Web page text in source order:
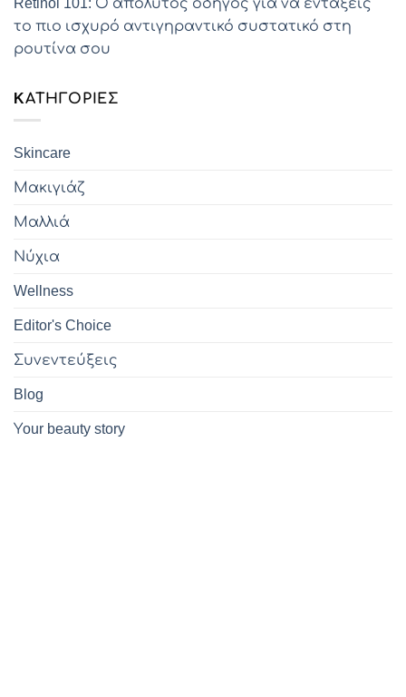
το πιο ισχυρό αντιγηραντικό συστατικό στη
ρουτίνα σου
KΑΤΗΓΟΡΊΕΣ
Skincare
Μακιγιάζ
Μαλλιά
Νύχια
Wellness
Editor's Choice
Συνεντεύξεις
Blog
Υour beauty story